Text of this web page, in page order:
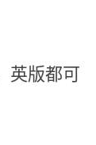
英版都可